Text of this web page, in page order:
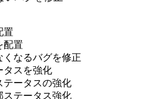
置
配置
なるバグを修正
スを強化
ータスの強化
テータス強化